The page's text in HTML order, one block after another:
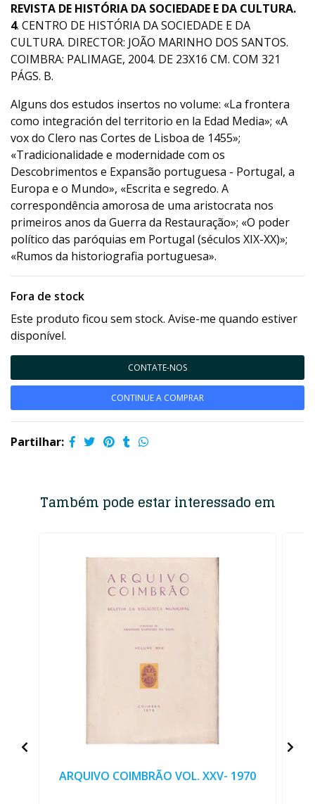
REVISTA DE HISTÓRIA DA SOCIEDADE E DA CULTURA.
4. CENTRO DE HISTÓRIA DA SOCIEDADE E DA
CULTURA. DIRECTOR: JOÃO MARINHO DOS SANTOS.
COIMBRA: PALIMAGE, 2004. DE 23X16 CM. COM 321
PÁGS. B.
Alguns dos estudos insertos no volume: «La frontera
como integración del territorio en la Edad Media»; «A
vox do Clero nas Cortes de Lisboa de 1455»;
«Tradicionalidade e modernidade com os
Descobrimentos e Expansão portuguesa - Portugal, a
Europa e o Mundo», «Escrita e segredo. A
correspondência amorosa de uma aristocrata nos
primeiros anos da Guerra da Restauração»; «O poder
político das paróquias em Portugal (séculos XIX-XX)»;
«Rumos da historiografia portuguesa».
Fora de stock
Este produto ficou sem stock. Avise-me quando estiver
disponível.
CONTATE-NOS
CONTINUE A COMPRAR
Partilhar:
Também pode estar interessado em
ARQUIVO COIMBRÃO VOL. XXV- 1970